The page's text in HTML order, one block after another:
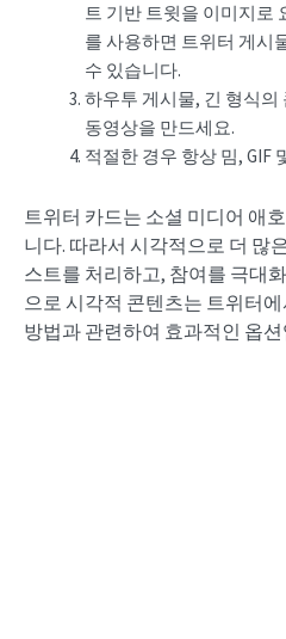
트 기반 트윗을 이미지로
를 사용하면 트위터 게시
수 있습니다.
하우투 게시물, 긴 형식
동영상을 만드세요.
적절한 경우 항상 밈, GIF
트위터 카드는 소셜 미디어 애
니다. 따라서 시각적으로 더 많
스트를 처리하고, 참여를 극대
으로 시각적 콘텐츠는 트위터
방법과 관련하여 효과적인 옵